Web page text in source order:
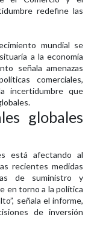
redefine las
mundial se
a la economía
señala amenazas
comerciales,
incertidumbre que
globales
está afectando al
recientes medidas
de suministro y
en torno a la política
señala el informe,
de inversión